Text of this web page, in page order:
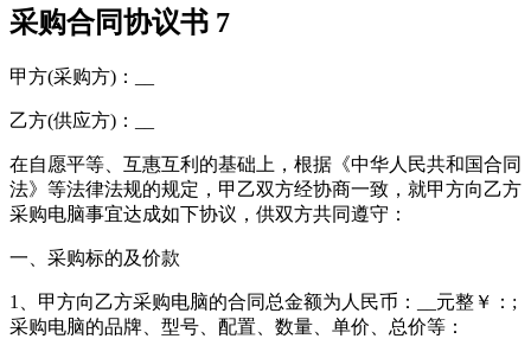
采购合同协议书 7
甲方(采购方)：__
乙方(供应方)：__
在自愿平等、互惠互利的基础上，根据《中华人民共和国合同
法》等法律法规的规定，甲乙双方经协商一致，就甲方向乙方
采购电脑事宜达成如下协议，供双方共同遵守：
一、采购标的及价款
1、甲方向乙方采购电脑的合同总金额为人民币：__元整￥：;
采购电脑的品牌、型号、配置、数量、单价、总价等：